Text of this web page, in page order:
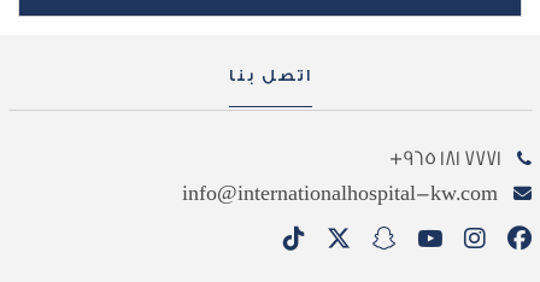
اتصل بنا
7771 181 965+
info@internationalhospital-kw.com